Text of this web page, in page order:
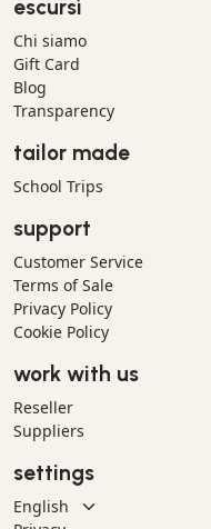
escursì
Chi siamo
Gift Card
Blog
Transparency
tailor made
School Trips
support
Customer Service
Terms of Sale
Privacy Policy
Cookie Policy
work with us
Reseller
Suppliers
settings